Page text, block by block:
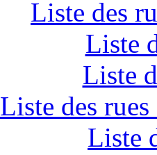
Liste des
Liste
Liste
Liste des
Liste